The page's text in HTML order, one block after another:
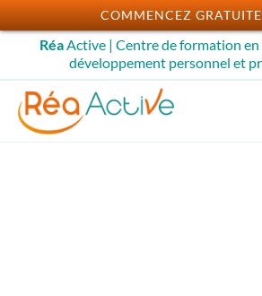
Passer
au
contenu
RéaActive | Centre de formation en
développement personnel et
COMMENCEZ